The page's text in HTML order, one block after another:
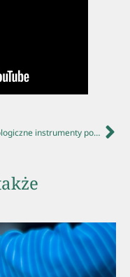
Psychologiczne instrumenty pomocowe w sytuacji rozstania rodziców